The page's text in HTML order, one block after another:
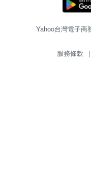
Yahoo台灣電子
服務條款 |